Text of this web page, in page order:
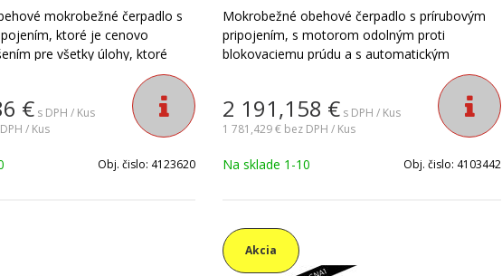
mokrobežné čerpadlo s
ktoré je cenovo
pre všetky úlohy, ktoré
pokročilú inteligentnú
riadenie. Je navrhnutá na
v širokom rozsahu aplikácií,
chladiacich a
€ s DPH / Kus
/ Kus
Obj. čislo: 4123620
Mokrobežné obehové čerpadlo s prírubovým
pripojením, s motorom odolným proti
blokovaciemu prúdu a s automatickým
prispôsobením výkonu. Vďaka základným
prevádzkovými režimami sa dá čerpadlo veľmi
jednoducho nastaviť a obsluhovať. Pomocou
ďalšie inteligentné funkcie. Vhodné pre
priemyselné cirkulačné zariadenia.
2 191,158 € s DPH / Kus
1 781,429 € bez DPH / Kus
Na sklade 1-10 Obj. čislo: 4103442
Akcia